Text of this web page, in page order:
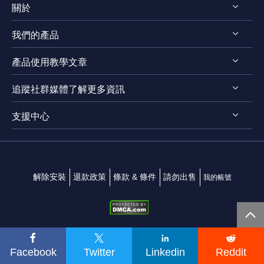

Facebook

Twitter

Linkedin

Reddit
關於
認識EaseUS
評測 & 獎項
法律聲明
我們的產品
RecExperts for Windows
RecExperts for Mac
Online Screen Recorder
產品使用教學文章
螢幕錄影軟體
Mac App 商店
追蹤社群媒體了解更多資訊
 
支援中心
解除安裝 退款政策 條款 & 條件 請勿出售 我的帳號
Copyright © 2004 - 2026 EaseUS. All rights reserved.
